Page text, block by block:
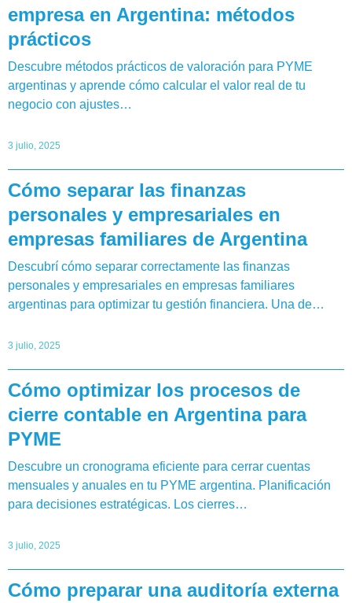
empresa en Argentina: métodos
prácticos
Descubre métodos prácticos de valoración para PYME
argentinas y aprende cómo calcular el valor real de tu
negocio con ajustes…
3 julio, 2025
Cómo separar las finanzas
personales y empresariales en
empresas familiares de Argentina
Descubrí cómo separar correctamente las finanzas
personales y empresariales en empresas familiares
argentinas para optimizar tu gestión financiera. Una de…
3 julio, 2025
Cómo optimizar los procesos de
cierre contable en Argentina para
PYME
Descubre un cronograma eficiente para cerrar cuentas
mensuales y anuales en tu PYME argentina. Planificación
para decisiones estratégicas. Los cierres…
3 julio, 2025
Cómo preparar una auditoría externa